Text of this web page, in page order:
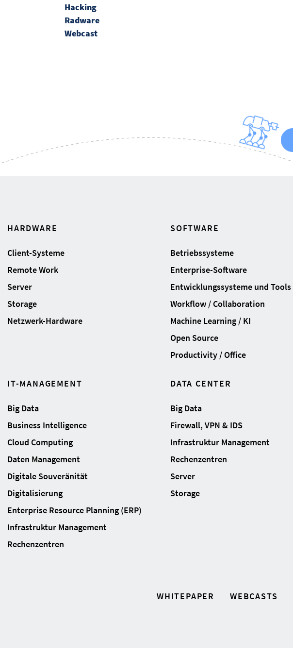
Hacking
Radware
Webcast
HARDWARE
Client-Systeme
Remote Work
Server
Storage
Netzwerk-Hardware
SOFTWARE
Betriebssysteme
Enterprise-Software
Entwicklungssysteme und Tools
Workflow / Collaboration
Machine Learning / KI
Open Source
Productivity / Office
IT-MANAGEMENT
Big Data
Business Intelligence
Cloud Computing
Daten Management
Digitale Souveränität
Digitalisierung
Enterprise Resource Planning (ERP)
Infrastruktur Management
Rechenzentren
DATA CENTER
Big Data
Firewall, VPN & IDS
Infrastruktur Management
Rechenzentren
Server
Storage
WHITEPAPER WEBCASTS